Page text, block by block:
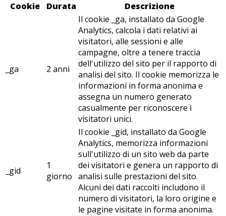
Cookie
Durata Descrizione
_ga 2 anni
Il cookie _ga, installato da Google
Analytics, calcola i dati relativi ai
visitatori, alle sessioni e alle
campagne, oltre a tenere traccia
dell'utilizzo del sito per il rapporto di
analisi del sito. Il cookie memorizza le
informazioni in forma anonima e
assegna un numero generato
casualmente per riconoscere i
visitatori unici.
_gid
1
giorno
Il cookie _gid, installato da Google
Analytics, memorizza informazioni
sull'utilizzo di un sito web da parte
dei visitatori e genera un rapporto di
analisi sulle prestazioni del sito.
Alcuni dei dati raccolti includono il
numero di visitatori, la loro origine e
le pagine visitate in forma anonima.